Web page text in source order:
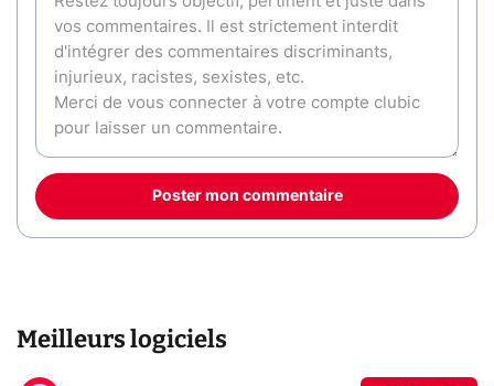
Poster mon commentaire
Meilleurs logiciels